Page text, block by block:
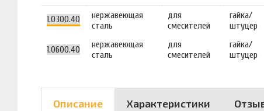
1.0300.40
нержавеющая
сталь
для
смесителей
гайка/
штуцер
1.0600.40
нержавеющая
сталь
для
смесителей
гайка/
штуцер
Описание Характеристики